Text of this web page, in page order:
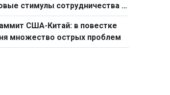
стимулы сотрудничества и
США-Китай: в повестке
множество острых проблем